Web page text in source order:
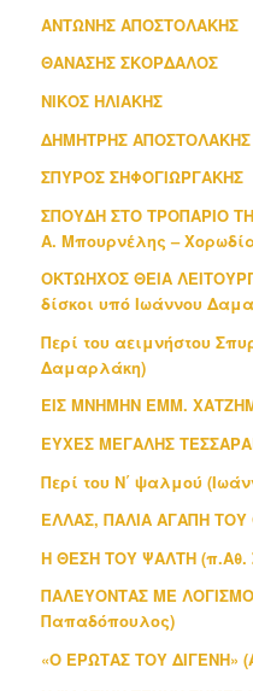
ΑΝΤΩΝΗΣ ΑΠΟΣΤΟΛΑΚΗΣ
ΘΑΝΑΣΗΣ ΣΚΟΡΔΑΛΟΣ
ΝΙΚΟΣ ΗΛΙΑΚΗΣ
ΔΗΜΗΤΡΗΣ ΑΠΟΣΤΟΛΑΚΗΣ
ΣΠΥΡΟΣ ΣΗΦΟΓΙΩΡΓΑΚΗΣ
ΣΠΟΥΔΗ ΣΤΟ ΤΡΟΠΑΡΙΟ
Α. Μπουρνέλης –
ΟΚΤΩΗΧΟΣ ΘΕΙΑ
δίσκοι υπό Ιωάννου
Περί του αειμνήστου
Δαμαρλάκη)
ΕΙΣ ΜΝΗΜΗΝ ΕΜΜ.
ΕΥΧΕΣ ΜΕΓΑΛΗΣ
Περί του Ν΄ ψαλμού
ΕΛΛΑΣ, ΠΑΛΙΑ ΑΓΑΠΗ
Η ΘΕΣΗ ΤΟΥ ΨΑΛΤΗ (π.Αθ.
ΠΑΛΕΥΟΝΤΑΣ ΜΕ
Παπαδόπουλος)
«Ο ΕΡΩΤΑΣ ΤΟΥ ΔΙΓΕΝΗ»